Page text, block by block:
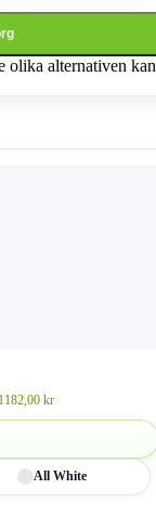
olika alternativen kan
kr
All White